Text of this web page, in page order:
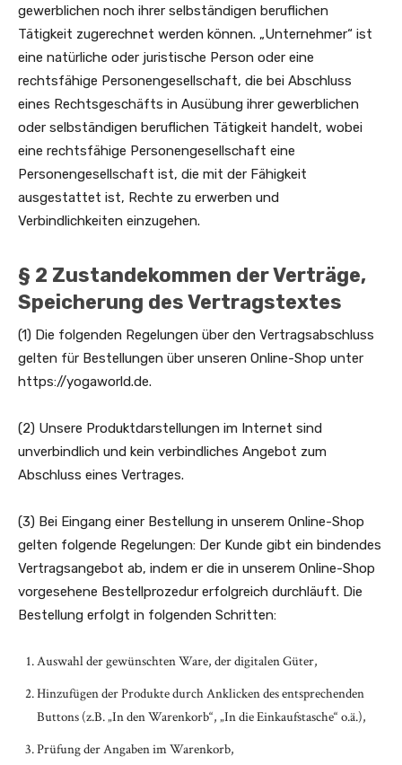
gewerblichen noch ihrer selbständigen beruflichen
Tätigkeit zugerechnet werden können. „Unternehmer“ ist
eine natürliche oder juristische Person oder eine
rechtsfähige Personengesellschaft, die bei Abschluss
eines Rechtsgeschäfts in Ausübung ihrer gewerblichen
oder selbständigen beruflichen Tätigkeit handelt, wobei
eine rechtsfähige Personengesellschaft eine
Personengesellschaft ist, die mit der Fähigkeit
ausgestattet ist, Rechte zu erwerben und
Verbindlichkeiten einzugehen.
§ 2 Zustandekommen der Verträge,
Speicherung des Vertragstextes
(1) Die folgenden Regelungen über den Vertragsabschluss
gelten für Bestellungen über unseren Online-Shop unter
https://yogaworld.de.
(2) Unsere Produktdarstellungen im Internet sind
unverbindlich und kein verbindliches Angebot zum
Abschluss eines Vertrages.
(3) Bei Eingang einer Bestellung in unserem Online-Shop
gelten folgende Regelungen: Der Kunde gibt ein bindendes
Vertragsangebot ab, indem er die in unserem Online-Shop
vorgesehene Bestellprozedur erfolgreich durchläuft. Die
Bestellung erfolgt in folgenden Schritten:
Auswahl der gewünschten Ware, der digitalen Güter,
Hinzufügen der Produkte durch Anklicken des entsprechenden
Buttons (z.B. „In den Warenkorb“, „In die Einkaufstasche“ o.ä.),
Prüfung der Angaben im Warenkorb,